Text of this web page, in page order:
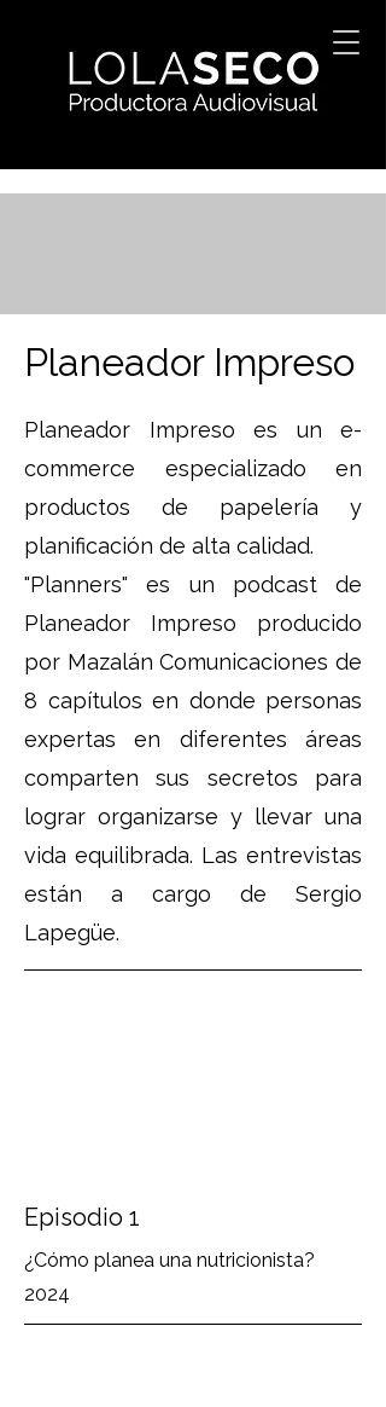
Planeador Impreso
Planeador Impreso es un e-
commerce especializado en
productos de papelería y
planificación de alta calidad.​
"Planners" es un podcast de
Planeador Impreso producido
por Mazalán Comunicaciones de
8 capítulos en donde personas
expertas en diferentes áreas
comparten sus secretos para
lograr organizarse y llevar una
vida equilibrada. Las entrevistas
están a cargo de Sergio
Lapegüe.
Episodio 1
¿Cómo planea una nutricionista?
2024